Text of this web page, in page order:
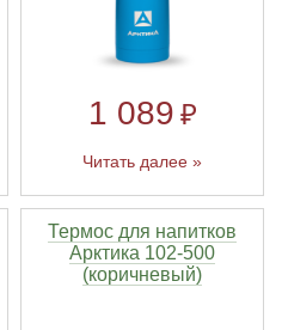
1 089 ₽
Читать далее »
Термос для напитков
Арктика 102-500
(коричневый)